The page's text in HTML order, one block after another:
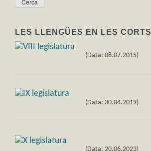
LES LLENGÜES EN LES CORTS
(Data: 08.07.2015)
(Data: 30.04.2019)
(Data: 20.06.2023)